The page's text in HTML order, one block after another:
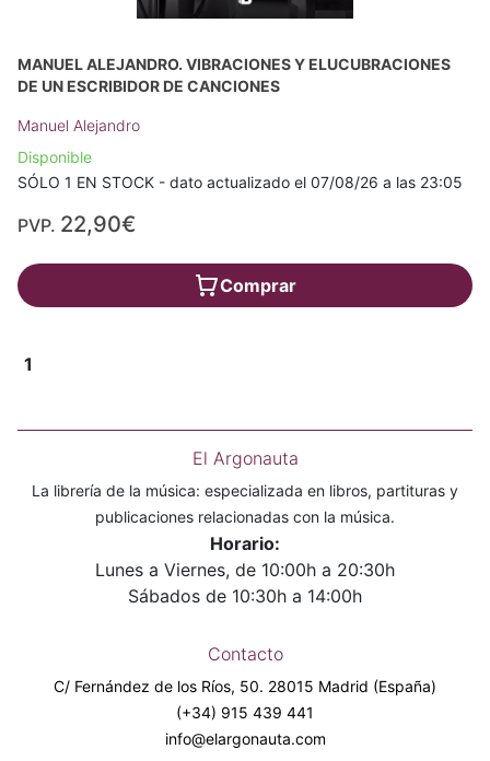
MANUEL ALEJANDRO. VIBRACIONES Y ELUCUBRACIONES
DE UN ESCRIBIDOR DE CANCIONES
Manuel Alejandro
Disponible
SÓLO 1 EN STOCK - dato actualizado el 07/08/26 a las 23:05
PVP. 22,90€
Comprar
1
El Argonauta
La librería de la música: especializada en libros, partituras y
publicaciones relacionadas con la música.
Horario:
Lunes a Viernes, de 10:00h a 20:30h
Sábados de 10:30h a 14:00h
Contacto
C/ Fernández de los Ríos, 50. 28015 Madrid (España)
(+34) 915 439 441
info@elargonauta.com